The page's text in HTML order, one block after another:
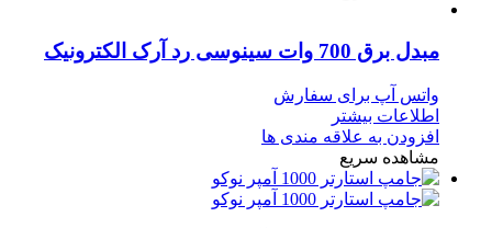
مبدل برق 700 وات سینوسی رد آرک الکترونیک
واتس آپ برای سفارش
اطلاعات بیشتر
افزودن به علاقه مندی ها
مشاهده سریع